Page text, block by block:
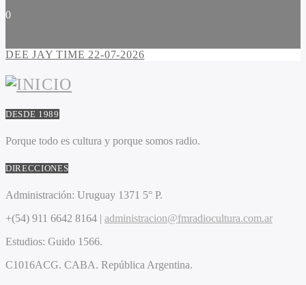
0
DEE JAY TIME 22-07-2026
DESDE 1989
Porque todo es cultura y porque somos radio.
DIRECCIONES
Administración: Uruguay 1371 5° P.
+(54) 911 6642 8164 | administracion@fmradiocultura.com.ar
Estudios: Guido 1566.
C1016ACG. CABA. República Argentina.